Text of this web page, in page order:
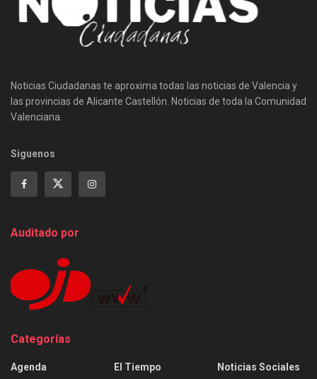
Noticias Ciudadanas te aproxima todas las noticias de Valencia y
las provincias de Alicante Castellón. Noticias de toda la Comunidad
Valenciana.
Siguenos
Auditado por
Categorías
Agenda
El Tiempo
Noticias Sociales